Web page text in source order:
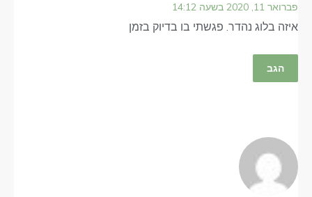
פברואר 11, 2020 בשעה 14:12
איזה בלוג נהדר. פגשתי בו בדיוק בזמן
הגב